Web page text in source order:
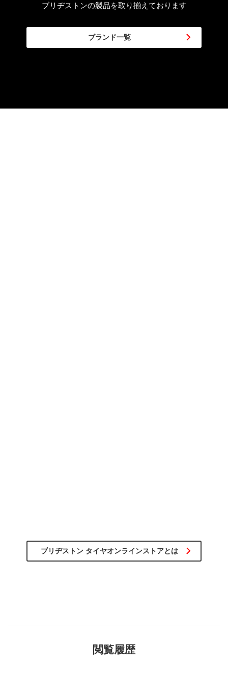
ブリヂストンの製品を取り揃えております
ブランド一覧
ブリヂストン タイヤオンラインストアとは
閲覧履歴